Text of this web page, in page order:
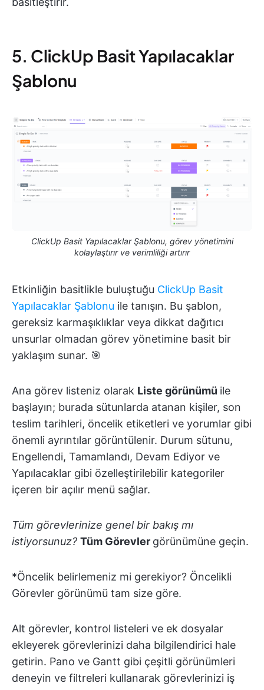
5. ClickUp Basit Yapılacaklar
Şablonu
ClickUp Basit Yapılacaklar Şablonu, görev yönetimini
kolaylaştırır ve verimliliği artırır
Etkinliğin basitlikle buluştuğu ClickUp Basit
Yapılacaklar Şablonu ile tanışın. Bu şablon,
gereksiz karmaşıklıklar veya dikkat dağıtıcı
unsurlar olmadan görev yönetimine basit bir
yaklaşım sunar. 🎯
Ana görev listeniz olarak Liste görünümü ile
başlayın; burada sütunlarda atanan kişiler, son
teslim tarihleri, öncelik etiketleri ve yorumlar gibi
önemli ayrıntılar görüntülenir. Durum sütunu,
Engellendi, Tamamlandı, Devam Ediyor ve
Yapılacaklar gibi özelleştirilebilir kategoriler
içeren bir açılır menü sağlar.
Tüm görevlerinize genel bir bakış mı
istiyorsunuz? Tüm Görevler görünümüne geçin.
*Öncelik belirlemeniz mi gerekiyor? Öncelikli
Görevler görünümü tam size göre.
Alt görevler, kontrol listeleri ve ek dosyalar
ekleyerek görevlerinizi daha bilgilendirici hale
getirin. Pano ve Gantt gibi çeşitli görünümleri
deneyin ve filtreleri kullanarak görevlerinizi iş